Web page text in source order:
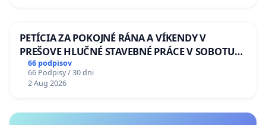
PETÍCIA ZA POKOJNÉ RÁNA A VÍKENDY V
PREŠOVE HLUČNÉ STAVEBNÉ PRÁCE V SOBOTU
LEN OD 9.00 DO 13.00 HOD., CEZ PRACOVNÝ
TÝŽDEŇ CIEĽ 8.00 – 18.00 HOD. A PRAVIDELNÁ
KONTROLA STAVBY C-AREA NA
66 podpisov
66 Podpisy / 30 dni
2 Aug 2026